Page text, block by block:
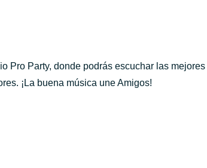
Pro Party, donde podrás escuchar las
¡La buena música une Amigos!